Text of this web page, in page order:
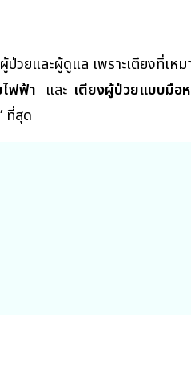
วยและผู้ดูแล เพราะเตียงที่เหม
ฟฟ้า และ เตียงผู้ป่วยแบบมือ
ที่สุด